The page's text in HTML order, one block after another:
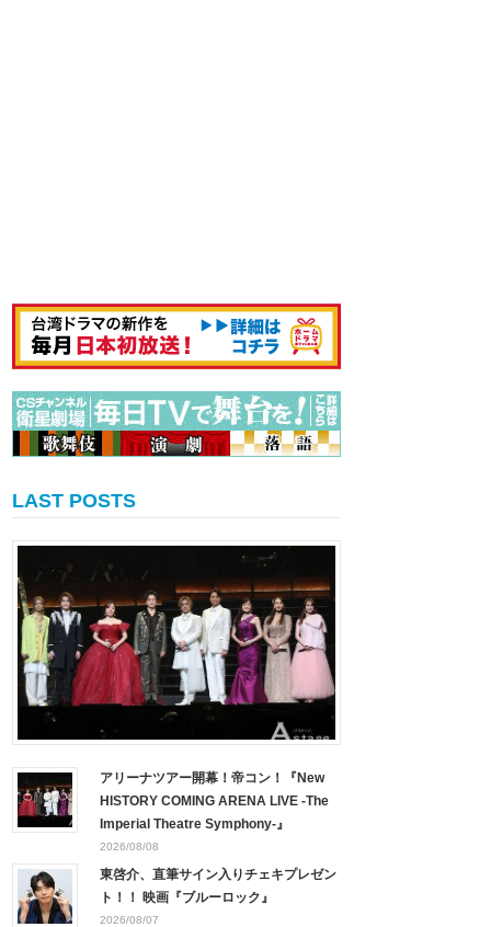
LAST POSTS
アリーナツアー開幕！帝コン！『New
HISTORY COMING ARENA LIVE -The
Imperial Theatre Symphony-』
2026/08/08
東啓介、直筆サイン入りチェキプレゼン
ト！！ 映画『ブルーロック』
2026/08/07